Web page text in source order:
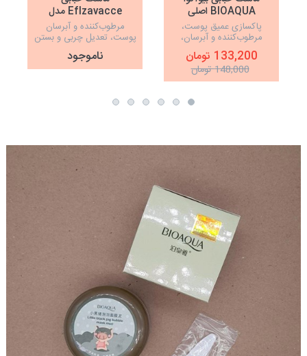
BIOAQUA اصلی
پاکسازی عمیق پوست،
مرطوب‌کننده و آبرسان،
جوان‌سازی و بستن منافذ باز
پوست
133,200 تومان
148,000 تومان
Eflzavacce مدل
Carbonated Bubble
Clay Mask
مرطوب‌کننده و آبرسان
پوست، تعدیل چربی و بستن
منافذ باز پوست
ناموجود